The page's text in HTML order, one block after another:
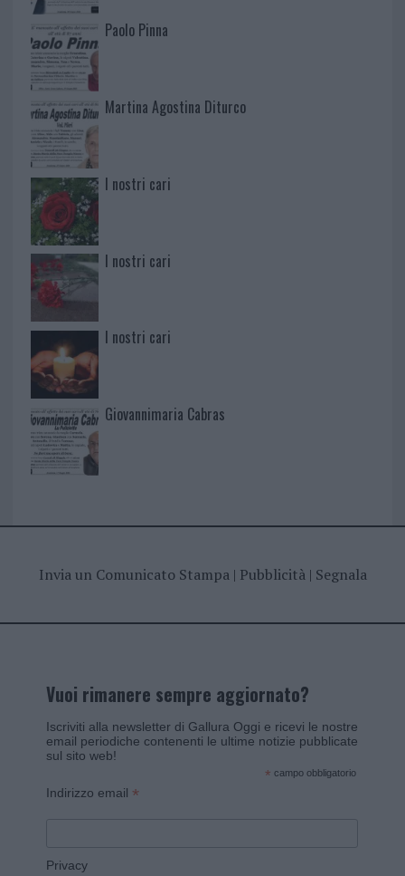
Paolo Pinna
Martina Agostina Diturco
I nostri cari
I nostri cari
I nostri cari
Giovannimaria Cabras
Invia un Comunicato Stampa| Pubblicità| Segnala
Vuoi rimanere sempre aggiornato?
Iscriviti alla newsletter di Gallura Oggi e ricevi le nostre
email periodiche contenenti le ultime notizie pubblicate
sul sito web!
* campo obbligatorio
Indirizzo email *
Privacy